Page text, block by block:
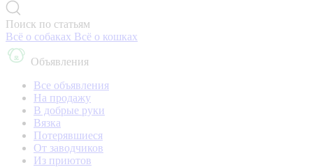
Поиск по статьям
Всё о собаках Всё о кошках
Объявления
Все объявления
На продажу
В добрые руки
Вязка
Потерявшиеся
От заводчиков
Из приютов